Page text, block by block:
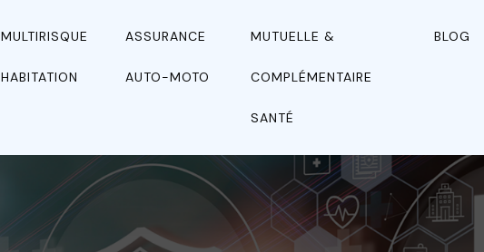
MULTIRISQUE
HABITATION
ASSURANCE
AUTO-MOTO
MUTUELLE &
COMPLÉMENTAIRE
SANTÉ
BLOG